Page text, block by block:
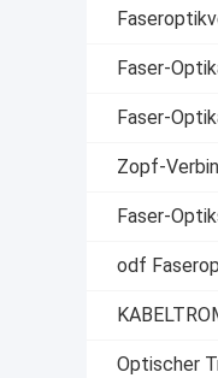
Faser-
Faser-
Zopf-
Faser-
odf
Optischer